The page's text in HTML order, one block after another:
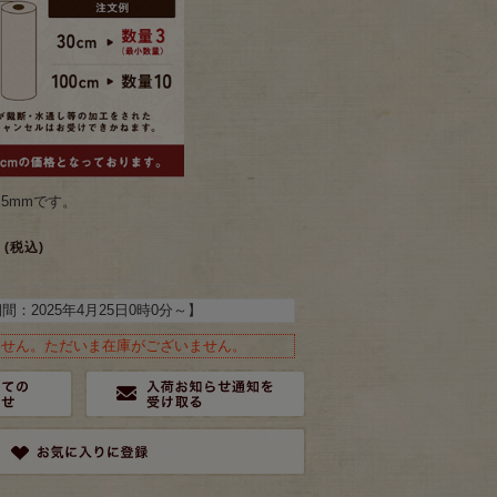
です。
(税込)
： 2025年4月25日0時0分 ～】
ん。ただいま在庫がございません。